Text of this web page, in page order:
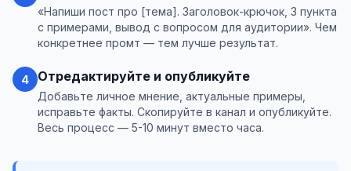
«Напиши пост про [тема]. Заголовок-крючок, 3 пункта
с примерами, вывод с вопросом для аудитории». Чем
конкретнее промт — тем лучше результат.
4 Отредактируйте и опубликуйте
Добавьте личное мнение, актуальные примеры,
исправьте факты. Скопируйте в канал и опубликуйте.
Весь процесс — 5-10 минут вместо часа.